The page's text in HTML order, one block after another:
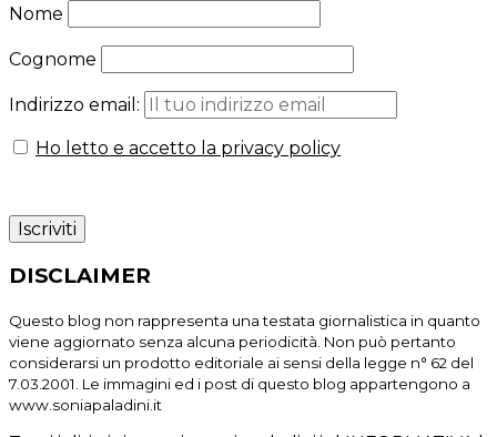
Nome
Cognome
Indirizzo email:
Ho letto e accetto la privacy policy
DISCLAIMER
Questo blog non rappresenta una testata giornalistica in quanto
viene aggiornato senza alcuna periodicità. Non può pertanto
considerarsi un prodotto editoriale ai sensi della legge n° 62 del
7.03.2001. Le immagini ed i post di questo blog appartengono a
www.soniapaladini.it